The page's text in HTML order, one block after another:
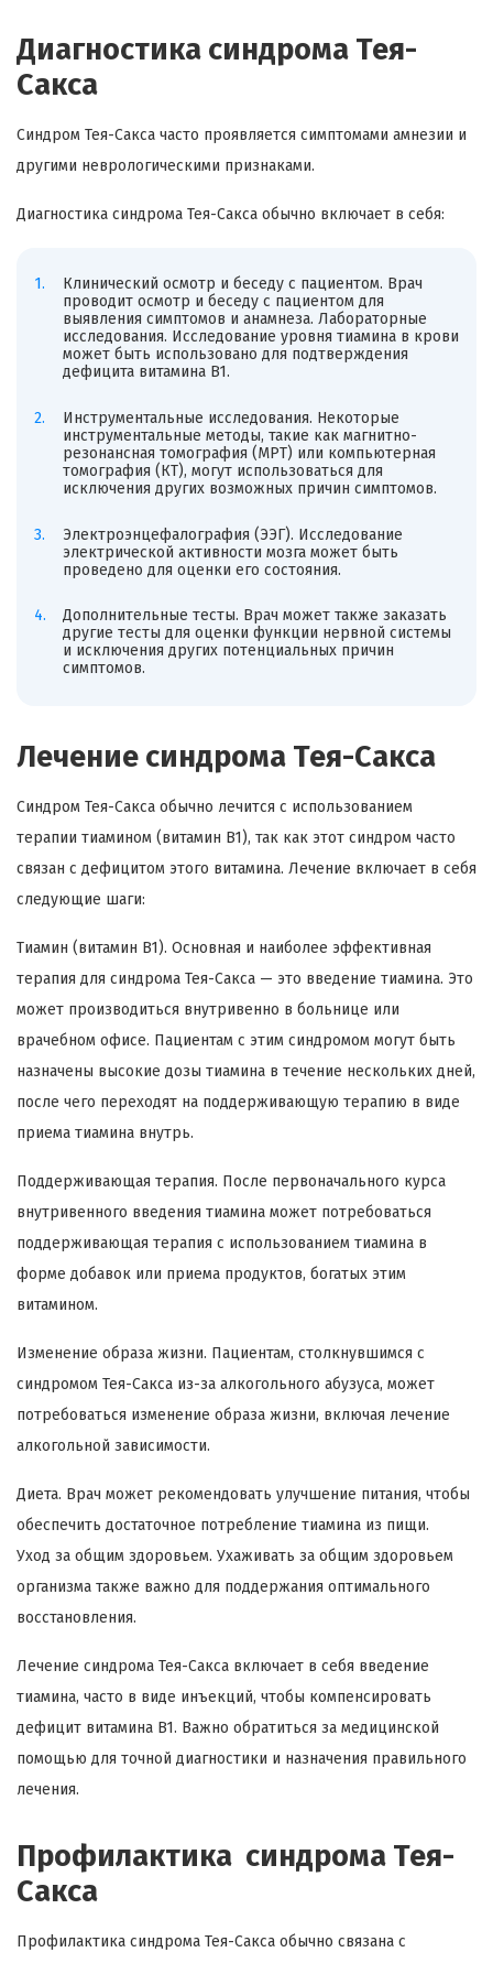
Диагностика синдрома Тея-
Сакса
Синдром Тея-Сакса часто проявляется симптомами амнезии и
другими неврологическими признаками.
Диагностика синдрома Тея-Сакса обычно включает в себя:
Клинический осмотр и беседу с пациентом. Врач
проводит осмотр и беседу с пациентом для
выявления симптомов и анамнеза. Лабораторные
исследования. Исследование уровня тиамина в крови
может быть использовано для подтверждения
дефицита витамина B1.
Инструментальные исследования. Некоторые
инструментальные методы, такие как магнитно-
резонансная томография (МРТ) или компьютерная
томография (КТ), могут использоваться для
исключения других возможных причин симптомов.
Электроэнцефалография (ЭЭГ). Исследование
электрической активности мозга может быть
проведено для оценки его состояния.
Дополнительные тесты. Врач может также заказать
другие тесты для оценки функции нервной системы
и исключения других потенциальных причин
симптомов.
Лечение синдрома Тея-Сакса
Синдром Тея-Сакса обычно лечится с использованием
терапии тиамином (витамин B1), так как этот синдром часто
связан с дефицитом этого витамина. Лечение включает в себя
следующие шаги:
Тиамин (витамин B1). Основная и наиболее эффективная
терапия для синдрома Тея-Сакса — это введение тиамина. Это
может производиться внутривенно в больнице или
врачебном офисе. Пациентам с этим синдромом могут быть
назначены высокие дозы тиамина в течение нескольких дней,
после чего переходят на поддерживающую терапию в виде
приема тиамина внутрь.
Поддерживающая терапия. После первоначального курса
внутривенного введения тиамина может потребоваться
поддерживающая терапия с использованием тиамина в
форме добавок или приема продуктов, богатых этим
витамином.
Изменение образа жизни. Пациентам, столкнувшимся с
синдромом Тея-Сакса из-за алкогольного абузуса, может
потребоваться изменение образа жизни, включая лечение
алкогольной зависимости.
Диета. Врач может рекомендовать улучшение питания, чтобы
обеспечить достаточное потребление тиамина из пищи.
Уход за общим здоровьем. Ухаживать за общим здоровьем
организма также важно для поддержания оптимального
восстановления.
Лечение синдрома Тея-Сакса включает в себя введение
тиамина, часто в виде инъекций, чтобы компенсировать
дефицит витамина B1. Важно обратиться за медицинской
помощью для точной диагностики и назначения правильного
лечения.
Профилактика синдрома Тея-
Сакса
Профилактика синдрома Тея-Сакса обычно связана с